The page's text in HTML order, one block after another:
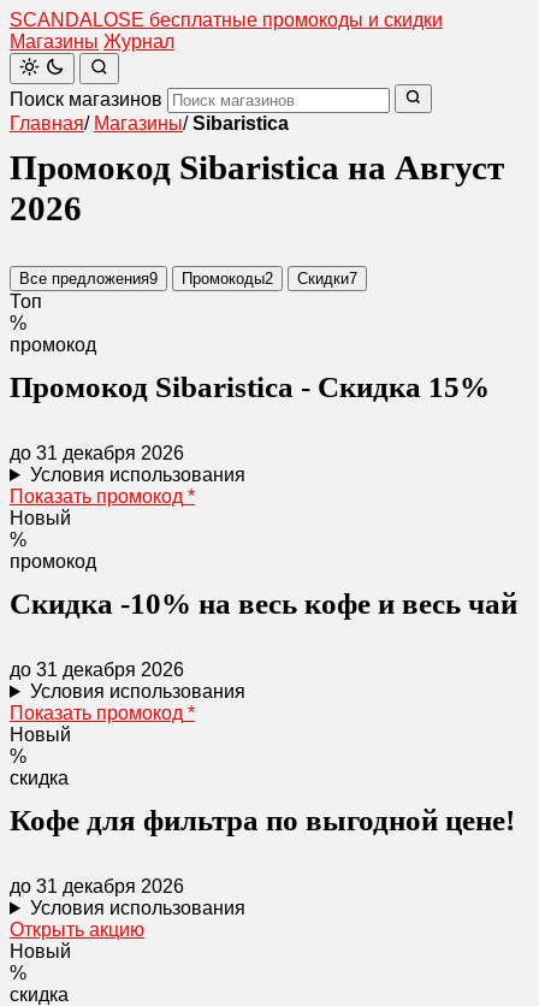
SCANDALOSE бесплатные промокоды и скидки
Магазины Журнал
Поиск магазинов
Главная/ Магазины/ Sibaristica
Промокод Sibaristica на Август
2026
Все предложения9 Промокоды2 Скидки7
Топ
%
промокод
Промокод Sibaristica - Скидка 15%
до 31 декабря 2026
Условия использования
Показать промокод *
Новый
%
промокод
Скидка -10% на весь кофе и весь чай
до 31 декабря 2026
Условия использования
Показать промокод *
Новый
%
скидка
Кофе для фильтра по выгодной цене!
до 31 декабря 2026
Условия использования
Открыть акцию
Новый
%
скидка